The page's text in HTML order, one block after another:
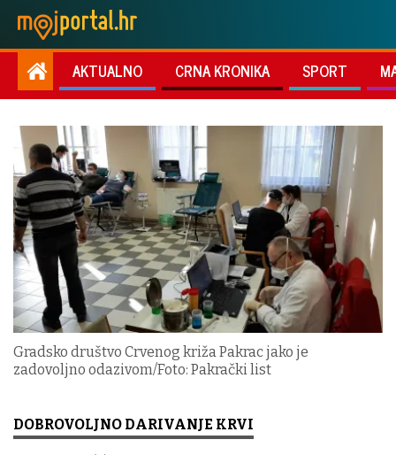
AKTUALNO CRNA KRONIKA SPORT
Gradsko društvo Crvenog križa Pakrac jako je
zadovoljno odazivom/Foto: Pakrački list
DOBROVOLJNO DARIVANJE KRVI